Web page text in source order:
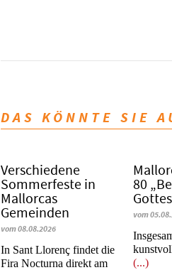
DAS KÖNNTE SIE
Verschiedene
Sommerfeste in
Mallorcas
Gemeinden
vom 08.08.2026
In Sant Llorenç findet die
Fira Nocturna direkt am
80
vom
(...)